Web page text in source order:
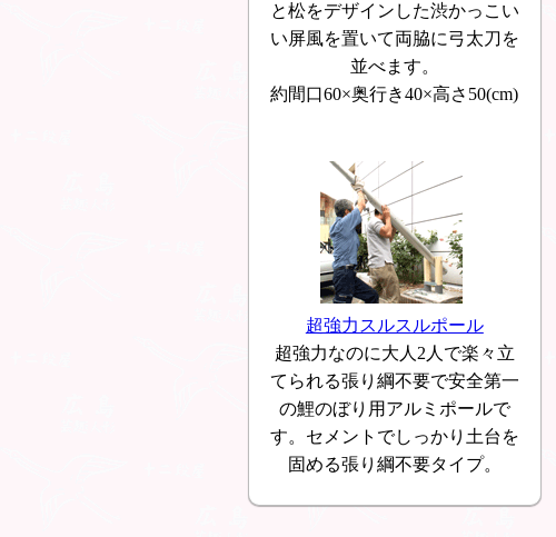
と松をデザインした渋かっこい
い屏風を置いて両脇に弓太刀を
並べます。
約間口60×奥行き40×高さ50(cm)
超強力スルスルポール
超強力なのに大人2人で楽々立
てられる張り綱不要で安全第一
の鯉のぼり用アルミポールで
す。セメントでしっかり土台を
固める張り綱不要タイプ。